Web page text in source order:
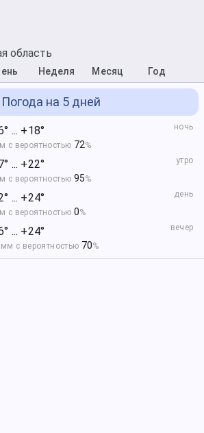
область
Неделя Месяц Год
Погода на 5 дней
ночь
... +18°
с вероятностью 72%
утро
... +22°
с вероятностью 95%
день
... +24°
с вероятностью 0%
вечер
... +24°
мм с вероятностью 70%